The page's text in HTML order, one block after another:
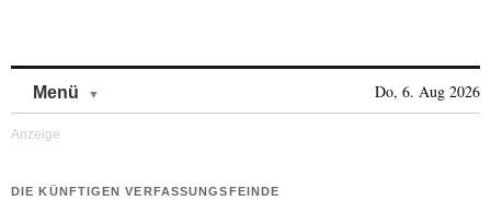
Menü Do, 6. Aug 2026
DIE KÜNFTIGEN VERFASSUNGSFEINDE